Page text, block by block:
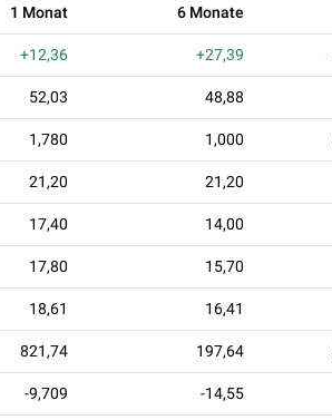
1 Monat 6 Monate
+12,36 +27,39
52,03 48,88
1,780 1,000
21,20 21,20
17,40 14,00
17,80 15,70
18,61 16,41
821,74 197,64
-9,709 -14,55